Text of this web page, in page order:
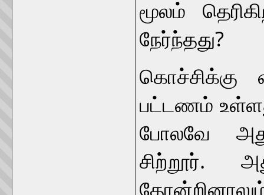
மூலம்
நேர்ந்தது?
கொச்சிக்கு
பட்டணம்
போலவே
சிற்றூர்.